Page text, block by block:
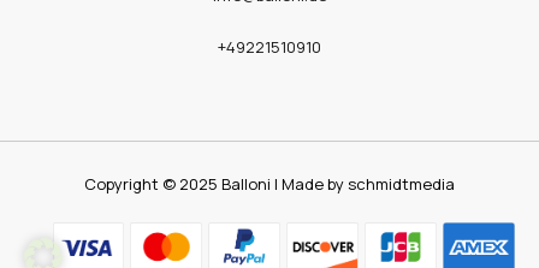
+49221510910
Copyright © 2025 Balloni | Made by schmidtmedia